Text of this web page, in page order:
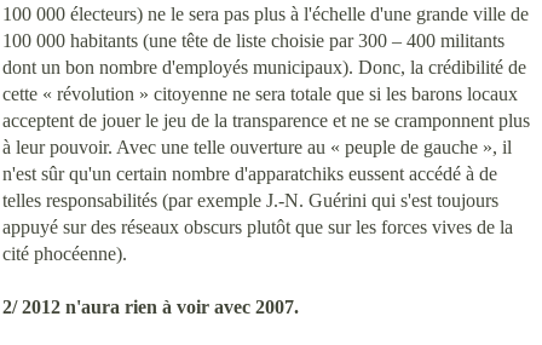
100 000 électeurs) ne le sera pas plus à l'échelle d'une grande ville de
100 000 habitants (une tête de liste choisie par 300 – 400 militants
dont un bon nombre d'employés municipaux). Donc, la crédibilité de
cette « révolution » citoyenne ne sera totale que si les barons locaux
acceptent de jouer le jeu de la transparence et ne se cramponnent plus
à leur pouvoir. Avec une telle ouverture au « peuple de gauche », il
n'est sûr qu'un certain nombre d'apparatchiks eussent accédé à de
telles responsabilités (par exemple J.-N. Guérini qui s'est toujours
appuyé sur des réseaux obscurs plutôt que sur les forces vives de la
cité phocéenne).
2/ 2012 n'aura rien à voir avec 2007.